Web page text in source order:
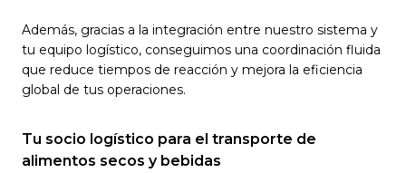
Además, gracias a la integración entre nuestro sistema y
tu equipo logístico, conseguimos una coordinación fluida
que reduce tiempos de reacción y mejora la eficiencia
global de tus operaciones.
Tu socio logístico para el transporte de
alimentos secos y bebidas